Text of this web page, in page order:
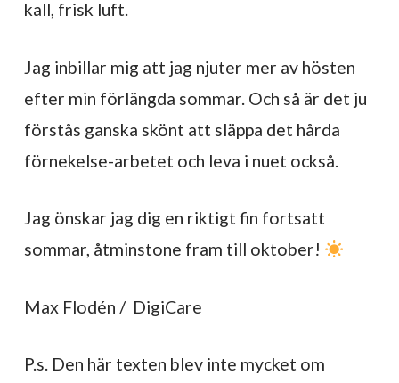
kall, frisk luft.
Jag inbillar mig att jag njuter mer av hösten
efter min förlängda sommar. Och så är det ju
förstås ganska skönt att släppa det hårda
förnekelse-arbetet och leva i nuet också.
Jag önskar jag dig en riktigt fin fortsatt
sommar, åtminstone fram till oktober!
Max Flodén / DigiCare
P.s. Den här texten blev inte mycket om